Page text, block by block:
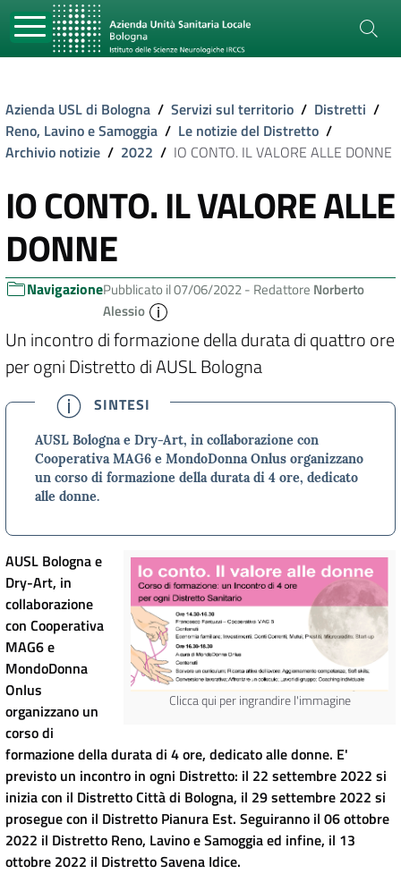
Azienda USL di Bologna / Servizi sul territorio / Distretti /
Reno, Lavino e Samoggia / Le notizie del Distretto /
Archivio notizie / 2022 / IO CONTO. IL VALORE ALLE DONNE
IO CONTO. IL VALORE ALLE
DONNE
NavigazionePubblicato il 07/06/2022 - Redattore Norberto
Alessio
Un incontro di formazione della durata di quattro ore
per ogni Distretto di AUSL Bologna
SINTESI
AUSL Bologna e Dry-Art, in collaborazione con
Cooperativa MAG6 e MondoDonna Onlus organizzano
un corso di formazione della durata di 4 ore, dedicato
alle donne.
Clicca qui per ingrandire l'immagine
AUSL Bologna e
Dry-Art, in
collaborazione
con Cooperativa
MAG6 e
MondoDonna
Onlus
organizzano un
corso di
formazione della durata di 4 ore, dedicato alle donne. E'
previsto un incontro in ogni Distretto: il 22 settembre 2022 si
inizia con il Distretto Città di Bologna, il 29 settembre 2022 si
prosegue con il Distretto Pianura Est. Seguiranno il 06 ottobre
2022 il Distretto Reno, Lavino e Samoggia ed infine, il 13
ottobre 2022 il Distretto Savena Idice.